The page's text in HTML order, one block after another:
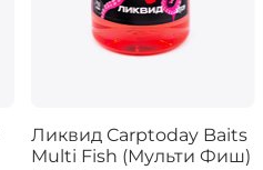
Ликвид Carptoday Baits
Multi Fish (Мульти Фиш)